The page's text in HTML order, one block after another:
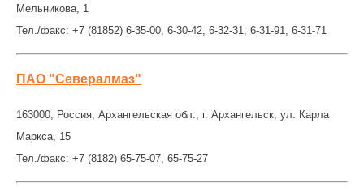
Мельникова, 1
Тел./факс: +7 (81852) 6-35-00, 6-30-42, 6-32-31, 6-31-91, 6-31-71
ПАО "Севералмаз"
163000, Россия, Архангельская обл., г. Архангельск, ул. Карла
Маркса, 15
Тел./факс: +7 (8182) 65-75-07, 65-75-27